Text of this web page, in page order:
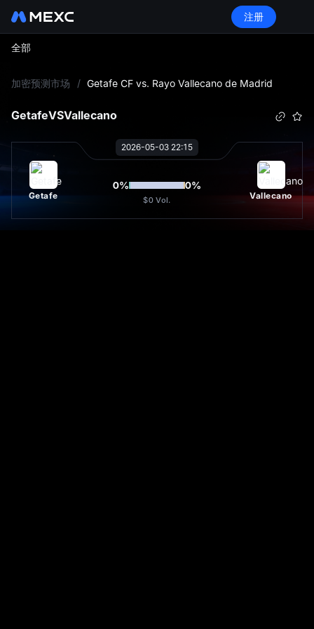
注册
全部
加密预测市场 / Getafe CF vs. Rayo Vallecano de Madrid
GetafeVSVallecano
2026-05-03 22:15
Getafe
0% 0%
$0 Vol. Vallecano